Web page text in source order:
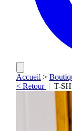
Accueil >
< Retour | T-